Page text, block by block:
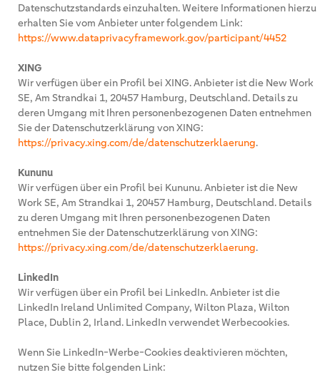
Datenschutzstandards einzuhalten. Weitere Informationen hierzu
erhalten Sie vom Anbieter unter folgendem Link:
https://www.dataprivacyframework.gov/participant/4452
XING
Wir verfügen über ein Profil bei XING. Anbieter ist die New Work
SE, Am Strandkai 1, 20457 Hamburg, Deutschland. Details zu
deren Umgang mit Ihren personenbezogenen Daten entnehmen
Sie der Datenschutzerklärung von XING:
https://privacy.xing.com/de/datenschutzerklaerung.
Kununu
Wir verfügen über ein Profil bei Kununu. Anbieter ist die New
Work SE, Am Strandkai 1, 20457 Hamburg, Deutschland. Details
zu deren Umgang mit Ihren personenbezogenen Daten
entnehmen Sie der Datenschutzerklärung von XING:
https://privacy.xing.com/de/datenschutzerklaerung.
LinkedIn
Wir verfügen über ein Profil bei LinkedIn. Anbieter ist die
LinkedIn Ireland Unlimited Company, Wilton Plaza, Wilton
Place, Dublin 2, Irland. LinkedIn verwendet Werbecookies.
Wenn Sie LinkedIn-Werbe-Cookies deaktivieren möchten,
nutzen Sie bitte folgenden Link: